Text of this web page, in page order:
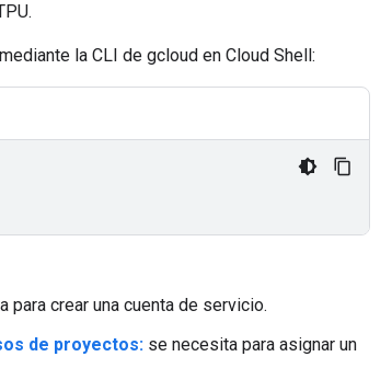
la CLI de gcloud en Cloud Shell:
para crear una cuenta de servicio.
de proyectos: se necesita para asignar un